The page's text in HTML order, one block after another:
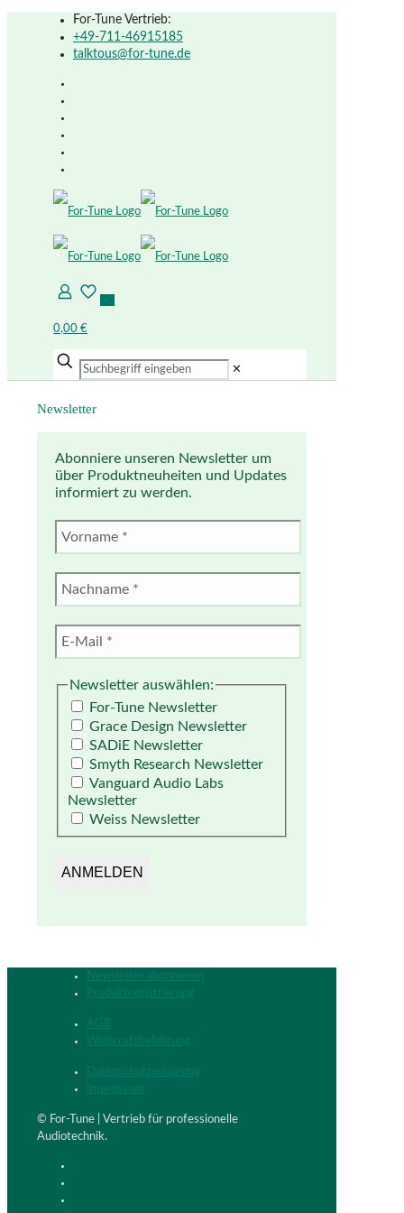
For-Tune Vertrieb:
+49-711-46915185
talktous@for-tune.de
0,00 €
✕
Newsletter
Abonniere unseren Newsletter um
über Produktneuheiten und Updates
informiert zu werden.
Newsletter auswählen:
For-Tune Newsletter
Grace Design Newsletter
SADiE Newsletter
Smyth Research Newsletter
Vanguard Audio Labs
Newsletter
Weiss Newsletter
Newsletter abonnieren
Produktregistrierung
AGB
Widerrufsbelehrung
Datenschutzerklärung
Impressum
© For-Tune | Vertrieb für professionelle
Audiotechnik.